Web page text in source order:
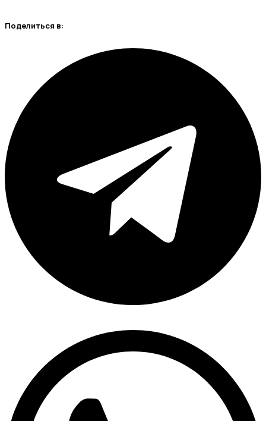
Поделиться в: